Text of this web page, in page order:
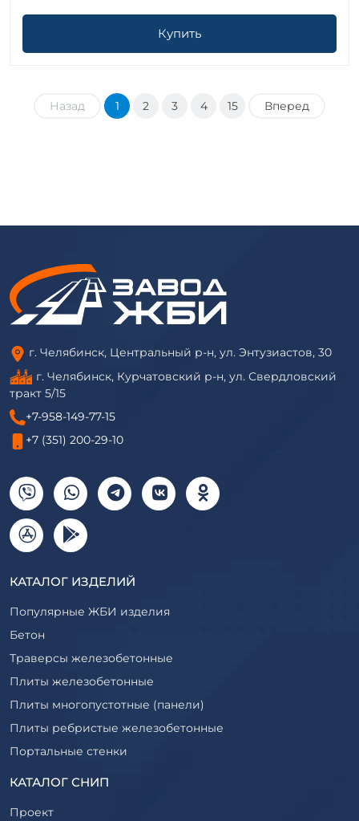
Купить
Назад 1 2 3 4 15 Вперед
г. Челябинск, Центральный р-н, ул. Энтузиастов, 30
г. Челябинск, Курчатовский р-н, ул. Свердловский
тракт 5/15
+7-958-149-77-15
+7 (351) 200-29-10
КАТАЛОГ ИЗДЕЛИЙ
Популярные ЖБИ изделия
Бетон
Траверсы железобетонные
Плиты железобетонные
Плиты многопустотные (панели)
Плиты ребристые железобетонные
Портальные стенки
Прогоны железобетонные
КАТАЛОГ СНИП
Проект